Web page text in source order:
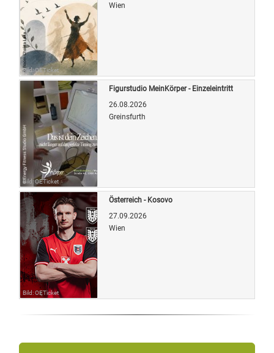
Bild: OETicket
Wien
Bild: OETicket
Figurstudio MeinKörper - Einzeleintritt
26.08.2026
Greinsfurth
Bild: OETicket
Österreich - Kosovo
27.09.2026
Wien